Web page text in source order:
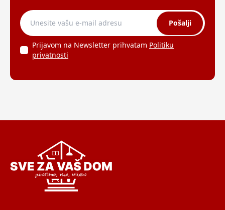
Pošalji
Prijavom na Newsletter prihvatam Politiku
privatnosti